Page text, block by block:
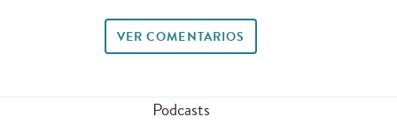
VER COMENTARIOS
Podcasts